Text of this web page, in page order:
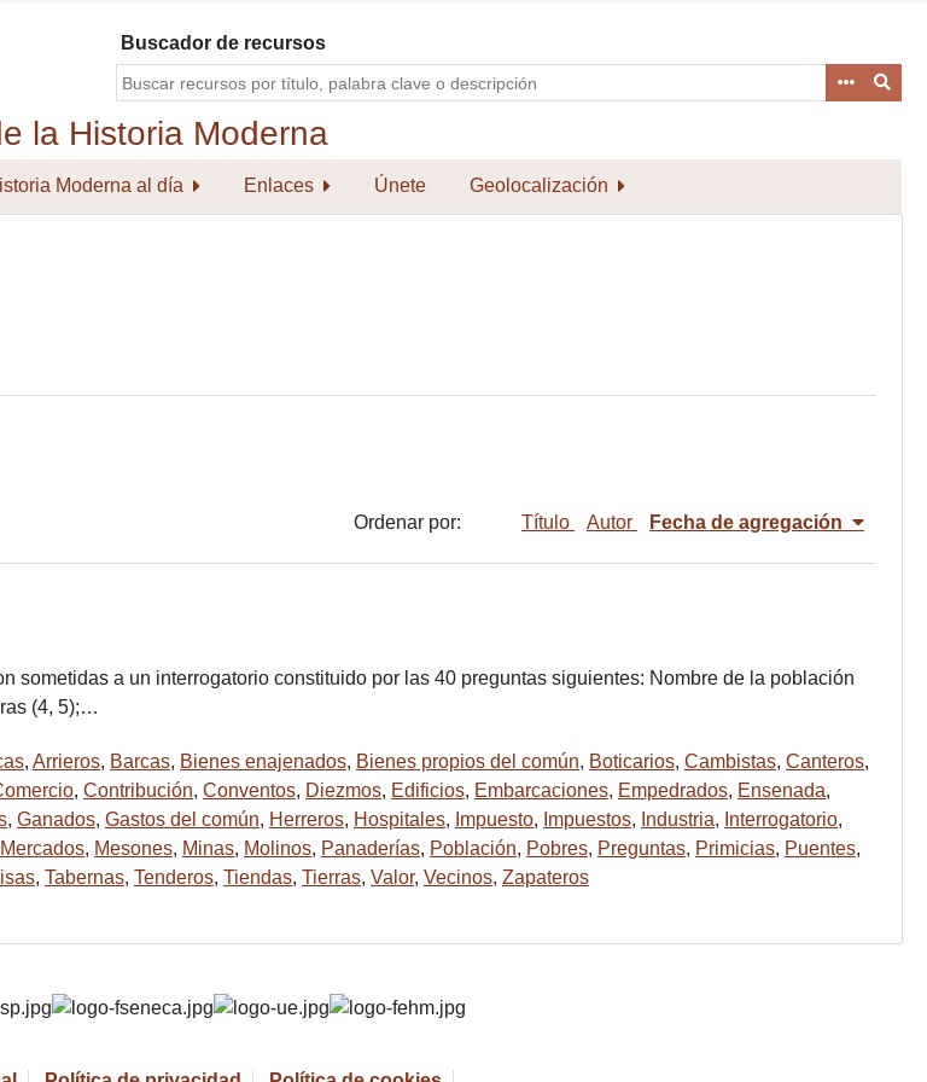
Buscador de recursos
Moderna al día Enlaces Únete Geolocalización
Ordenar por: Título Autor Fecha de agregación
sometidas a un interrogatorio constituido por las 40 preguntas siguientes: Nombre de la población
(4, 5);…
, Arrieros, Barcas, Bienes enajenados, Bienes propios del común, Boticarios, Cambistas, Canteros,
, Contribución, Conventos, Diezmos, Edificios, Embarcaciones, Empedrados, Ensenada,
, Ganados, Gastos del común, Herreros, Hospitales, Impuesto, Impuestos, Industria, Interrogatorio,
Mercados, Mesones, Minas, Molinos, Panaderías, Población, Pobres, Preguntas, Primicias, Puentes,
, Tabernas, Tenderos, Tiendas, Tierras, Valor, Vecinos, Zapateros